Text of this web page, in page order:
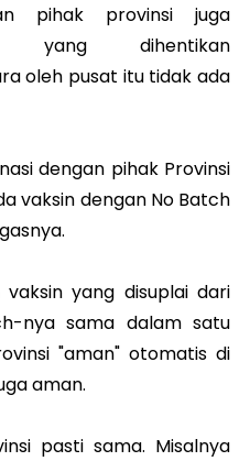
pihak provinsi juga
yang dihentikan
oleh pusat itu tidak ada
dengan pihak Provinsi
vaksin dengan No Batch
yang disuplai dari
nya sama dalam satu
"aman" otomatis di
aman.
pasti sama. Misalnya